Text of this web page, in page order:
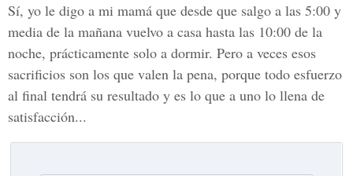
Sí, yo le digo a mi mamá que desde que salgo a las 5:00 y
media de la mañana vuelvo a casa hasta las 10:00 de la
noche, prácticamente solo a dormir. Pero a veces esos
sacrificios son los que valen la pena, porque todo esfuerzo
al final tendrá su resultado y es lo que a uno lo llena de
satisfacción...